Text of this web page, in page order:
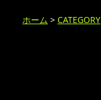
ホーム > CATEGORY